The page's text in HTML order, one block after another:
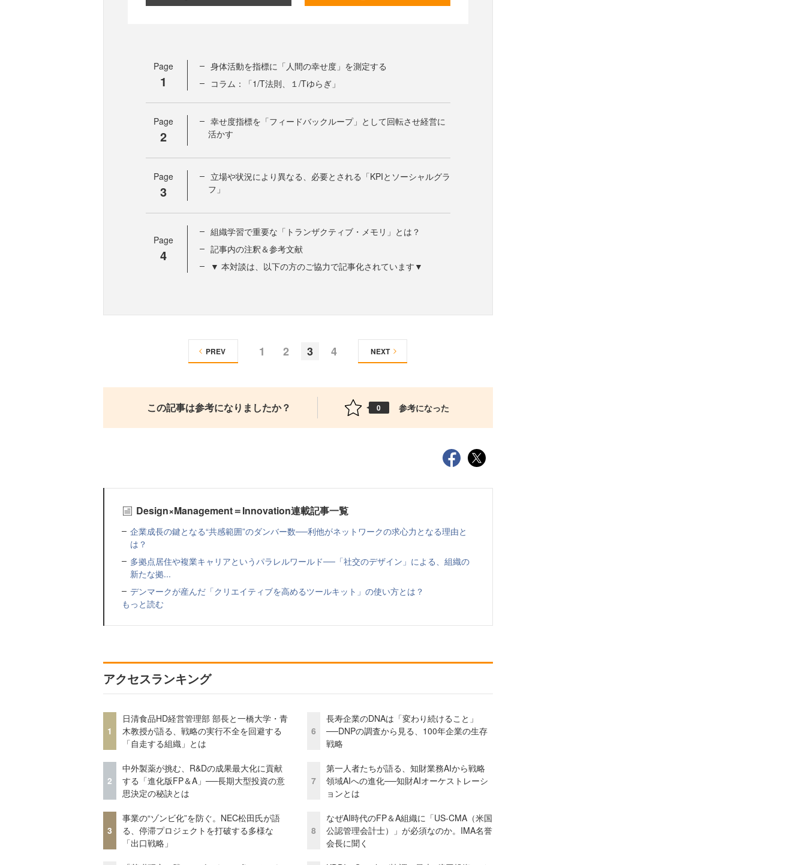
Page
1
身体活動を指標に「人間の幸せ度」を測定する
コラム：「1/T法則、１/Tゆらぎ」
Page
2
幸せ度指標を「フィードバックループ」として回転させ経営に
活かす
Page
3
立場や状況により異なる、必要とされる「KPIとソーシャルグラ
フ」
Page
4
組織学習で重要な「トランザクティブ・メモリ」とは？
記事内の注釈＆参考文献
▼ 本対談は、以下の方のご協力で記事化されています▼
1 2 3 4
PREV NEXT
この記事は参考になりましたか？ 0 参考になった
Design×Management＝Innovation連載記事一覧
企業成長の鍵となる“共感範囲”のダンバー数──利他がネットワークの求心力となる理由と
は？
多拠点居住や複業キャリアというパラレルワールド──「社交のデザイン」による、組織の
新たな拠...
デンマークが産んだ「クリエイティブを高めるツールキット」の使い方とは？
もっと読む
アクセスランキング
1
日清食品HD経営管理部 部長と一橋大学・青
木教授が語る、戦略の実行不全を回避する
「自走する組織」とは
2
中外製薬が挑む、R&Dの成果最大化に貢献
する「進化版FP＆A」──長期大型投資の意
思決定の秘訣とは
3
事業の“ゾンビ化”を防ぐ。NEC松田氏が語
る、停滞プロジェクトを打破する多様な
「出口戦略」
6
長寿企業のDNAは「変わり続けること」
──DNPの調査から見る、100年企業の生存
戦略
7
第一人者たちが語る、知財業務AIから戦略
領域AIへの進化──知財AIオーケストレーシ
ョンとは
8
なぜAI時代のFP＆A組織に「US-CMA（米国
公認管理会計士）」が必須なのか。IMA名誉
会長に聞く